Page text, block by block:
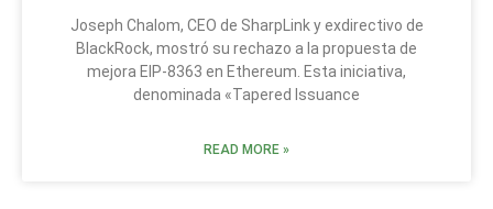
Joseph Chalom, CEO de SharpLink y exdirectivo de
BlackRock, mostró su rechazo a la propuesta de
mejora EIP-8363 en Ethereum. Esta iniciativa,
denominada «Tapered Issuance
READ MORE »